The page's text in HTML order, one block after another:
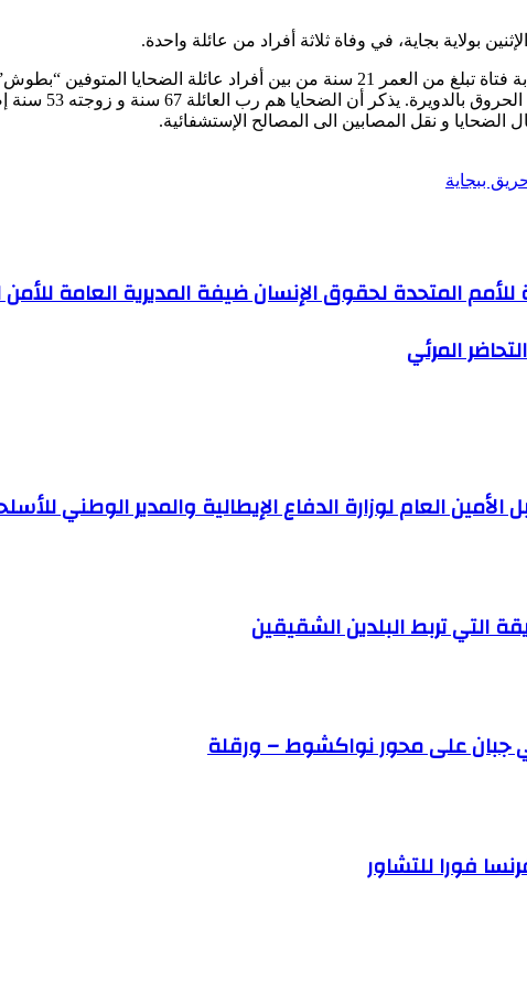
بجاية، في وفاة ثلاثة أفراد من عائلة واحدة.
وخلف الحادث الذي وقع مغرب اليوم الخميس إصابة فتاة تبلغ من العمر 21
الضحايا و نقل المصابين الى المصالح الإستشفائية.
ببجاية
للأمم المتحدة لحقوق الإنسان ضيفة المديرية العامة
المرئي
العام لوزارة الدفاع الإيطالية والمدير الوطني
التي تربط البلدين الشقيقين
جبان على محور نواكشوط – ورقلة
فورا للتشاور